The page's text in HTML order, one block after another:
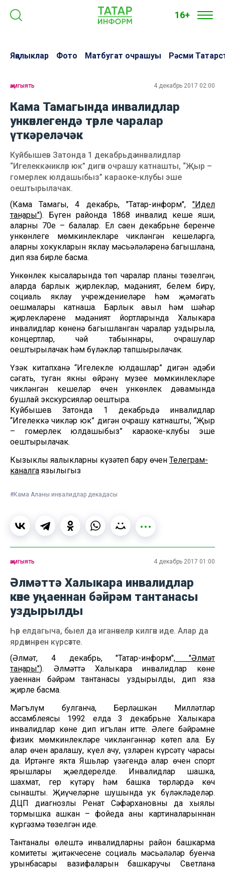
16+
Яңалыклар Фото Матбугат очрашуы Рәсми
җәмгыять 4 декабрь 2017 02:00
Кама Тамагында инвалидлар
ункөнлегендә төрле чаралар
үткәреләчәк
Куйбышев Затонда 1 декабрьдә инвалидлар
“Игелеккә чикләр юк” дигән очрашу катнашты, “Җыр –
гомерлек юлдашыбыз” караоке-клубы эше
оештырылачак.
(Кама Тамагы, 4 декабрь, "Татар-информ", "Идел
таңнары"). Бүген районда 1868 инвалид кеше яши,
аларның 70е – балалар. Ел саен декабрьнең беренче
ункөнлеге мөмкинлекләре чикләнгән кешеләргә,
аларның хокукларын яклау мәсьәләләренә багышлана,
дип яза бирле басма.
Ункөнлек кысаларында төп чаралар планы төзелгән,
аларда барлык җирлекләр, мәдәният, белем бирү,
социаль яклау учреждениеләре һәм җәмәгать
оешмалары катнаша. Барлык авыл һәм шәһәр
җирлекләренең мәдәният йортларында Халыкара
инвалидлар көненә багышланган чаралар уздырыла,
концертлар, чәй табыннары, очрашулар
оештырылачак һәм бүләкләр тапшырылачак.
Үзәк китапханә “Игелекле юлдашлар” дигән әдәби
сәгать, туган якны өйрәнү музее мөмкинлекләре
чикләнгән кешеләр өчен ункөнлек дәвамында
бушлай экскурсияләр оештыра.
Куйбышев Затонда 1 декабрьдә инвалидлар
“Игелеккә чикләр юк” дигән очрашу катнашты, “Җыр
– гомерлек юлдашыбыз” караоке-клубы эше
оештырылачак.
Кызыклы яңалыкларны күзәтеп бару өчен Телеграм-
каналга язылыгыз
#Кама Аланы инвалидлар декадасы
җәмгыять 4 декабрь 2017 01:00
Әлмәттә Халыкара инвалидлар
көне уңаеннан бәйрәм тантанасы
уздырылды
Һәр елдагыча, быел да иганәчеләр килгән иде. Алар да
ярдәмнәрен күрсәтте.
(Әлмәт, 4 декабрь, "Татар-информ", "Әлмәт
таңнары"). Әлмәттә Халыкара инвалидлар көне
уңаеннан бәйрәм тантанасы уздырылды, дип яза
җирле басма.
Мәгълүм булганча, Берләшкән Милләтләр
ассамблеясы 1992 елда 3 декабрьне Халыкара
инвалидлар көне дип игълан итте. Әлеге бәйрәмне
физик мөмкинлекләре чикләнгәннәр көтеп ала. Бу
алар өчен аралашу, күңел ачу, үзләрен күрсәтү чарасы
да. Иртәнге якта Яшьләр үзәгендә алар өчен спорт
ярышлары җәелдерелде. Инвалидлар шашка,
шахмат, гер күтәрү һәм башка төрләрдә көч
сынашты. Җиңүчеләрне шушында ук бүләкләделәр.
ДЦП диагнозлы Ренат Сәфәрхановны да хыялы
тормышка ашкан – фойеда аның картиналарыннан
күргәзмә төзелгән иде.
Тантаналы өлештә инвалидларны район башкарма
комитеты җитәкчесенең социаль мәсьәләләр буенча
урынбасары вазифаларын башкаручы Светлана